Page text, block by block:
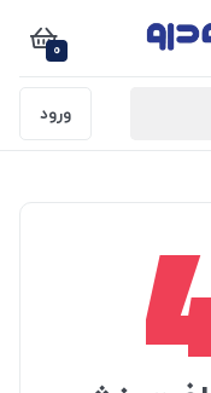
0
ورود